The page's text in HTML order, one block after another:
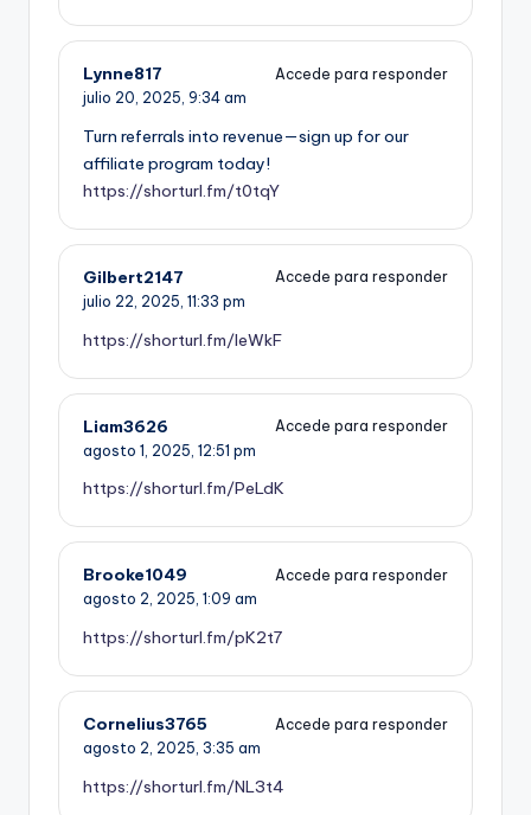
Lynne817
Accede para responder
julio 20, 2025, 9:34 am
Turn referrals into revenue—sign up for our
affiliate program today!
https://shorturl.fm/t0tqY
Gilbert2147
Accede para responder
julio 22, 2025, 11:33 pm
https://shorturl.fm/leWkF
Liam3626
Accede para responder
agosto 1, 2025, 12:51 pm
https://shorturl.fm/PeLdK
Brooke1049
Accede para responder
agosto 2, 2025, 1:09 am
https://shorturl.fm/pK2t7
Cornelius3765
Accede para responder
agosto 2, 2025, 3:35 am
https://shorturl.fm/NL3t4